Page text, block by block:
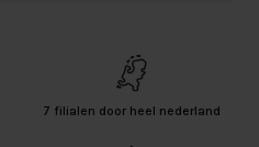
7 filialen door heel nederland